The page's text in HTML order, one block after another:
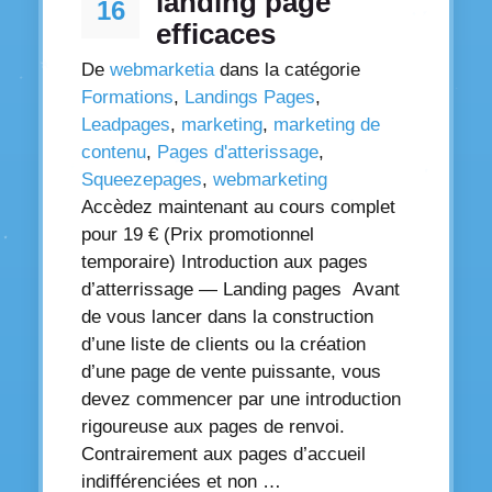
16
efficaces
De webmarketiadans la catégorie
Formations, Landings Pages,
Leadpages, marketing, marketing de
contenu, Pages d'atterissage,
Squeezepages, webmarketing
Accèdez maintenant au cours complet
pour 19 € (Prix promotionnel
temporaire) Introduction aux pages
d’atterrissage — Landing pages Avant
de vous lancer dans la construction
d’une liste de clients ou la création
d’une page de vente puissante, vous
devez commencer par une introduction
rigoureuse aux pages de renvoi.
Contrairement aux pages d’accueil
indifférenciées et non …